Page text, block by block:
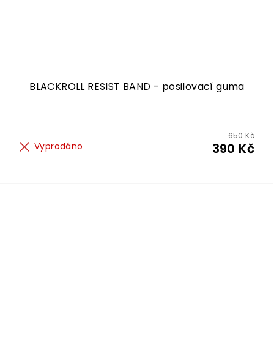
BLACKROLL RESIST BAND - posilovací guma
Vyprodáno
650 Kč
390 Kč